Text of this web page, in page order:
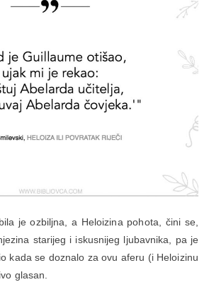
je ozbiljna, a Heloizina pohota, čini se,
starijeg i iskusnijeg ljubavnika, pa je
kada se doznalo za ovu aferu (i Heloizinu
glasan.